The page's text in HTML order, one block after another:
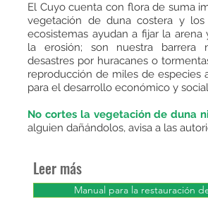
El Cuyo cuenta con flora de suma
vegetación de duna costera y los
ecosistemas ayudan a fijar la
la erosión; son nuestra barrera
desastres por huracanes o
reproducción de miles de especies
para el desarrollo económico y
No cortes la vegetación de duna
alguien dañándolos, avisa a las
Leer más
Manual para la restauración